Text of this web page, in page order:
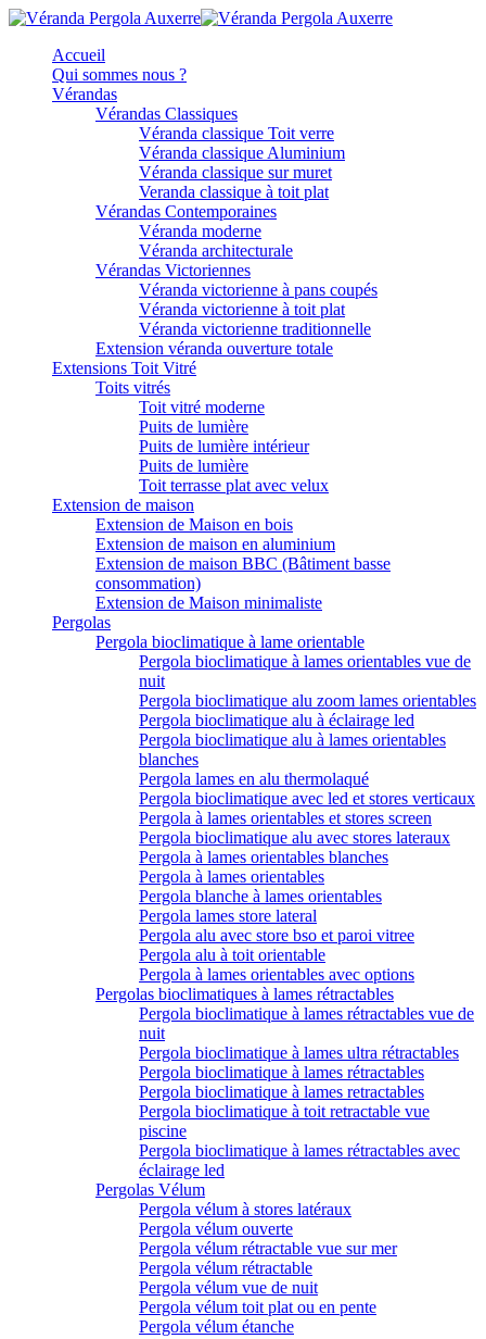
Accueil
Qui sommes nous ?
Vérandas
Vérandas Classiques
Véranda classique Toit verre
Véranda classique Aluminium
Véranda classique sur muret
Veranda classique à toit plat
Vérandas Contemporaines
Véranda moderne
Véranda architecturale
Vérandas Victoriennes
Véranda victorienne à pans coupés
Véranda victorienne à toit plat
Véranda victorienne traditionnelle
Extension véranda ouverture totale
Extensions Toit Vitré
Toits vitrés
Toit vitré moderne
Puits de lumière
Puits de lumière intérieur
Puits de lumière
Toit terrasse plat avec velux
Extension de maison
Extension de Maison en bois
Extension de maison en aluminium
Extension de maison BBC (Bâtiment basse
consommation)
Extension de Maison minimaliste
Pergolas
Pergola bioclimatique à lame orientable
Pergola bioclimatique à lames orientables vue de
nuit
Pergola bioclimatique alu zoom lames orientables
Pergola bioclimatique alu à éclairage led
Pergola bioclimatique alu à lames orientables
blanches
Pergola lames en alu thermolaqué
Pergola bioclimatique avec led et stores verticaux
Pergola à lames orientables et stores screen
Pergola bioclimatique alu avec stores lateraux
Pergola à lames orientables blanches
Pergola à lames orientables
Pergola blanche à lames orientables
Pergola lames store lateral
Pergola alu avec store bso et paroi vitree
Pergola alu à toit orientable
Pergola à lames orientables avec options
Pergolas bioclimatiques à lames rétractables
Pergola bioclimatique à lames rétractables vue de
nuit
Pergola bioclimatique à lames ultra rétractables
Pergola bioclimatique à lames rétractables
Pergola bioclimatique à lames retractables
Pergola bioclimatique à toit retractable vue
piscine
Pergola bioclimatique à lames rétractables avec
éclairage led
Pergolas Vélum
Pergola vélum à stores latéraux
Pergola vélum ouverte
Pergola vélum rétractable vue sur mer
Pergola vélum rétractable
Pergola vélum vue de nuit
Pergola vélum toit plat ou en pente
Pergola vélum étanche